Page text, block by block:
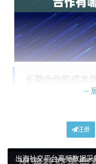
龙海外动态IP的产品
1. 套餐整合与升级策
--
注册
出海社交平台高频数据